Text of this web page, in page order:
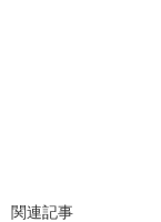
関連記事